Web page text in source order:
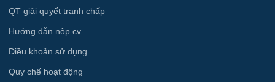
Khu Công Nghiệp
Việc làm Chí Linh
Việc làm Trần Hưng Đạo
QT giải quyết tranh chấp
Hướng dẫn nộp cv
Điều khoản sử dụng
Quy chế hoạt động